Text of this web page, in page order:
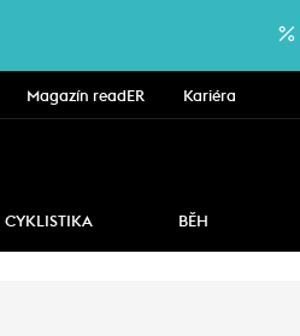
Magazín readER Kariéra
CYKLISTIKA BĚH